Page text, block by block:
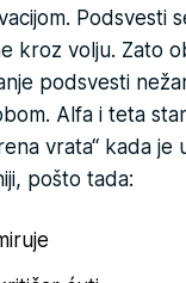
Podsvesti
kroz volju. Zato
pod­svesti
Alfa i teta
vrata“ kada je
pošto tada: